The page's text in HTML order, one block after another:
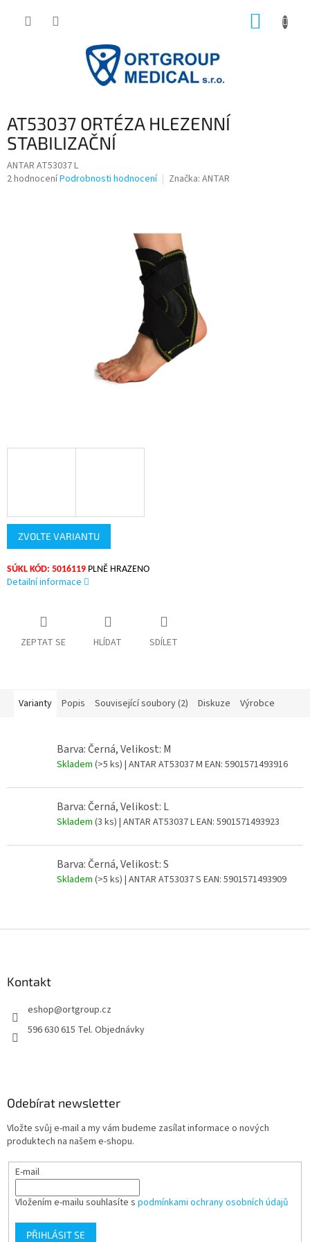
AT53037 ORTÉZA HLEZENNÍ
STABILIZAČNÍ
ANTAR AT53037 L
Průměrné
2 hodnoceníPodrobnosti hodnocení Značka: ANTAR
ZVOLTE VARIANTU
SÚKL KÓD: 5016119 PLNĚ HRAZENO
Detailní informace
ZEPTAT SE HLÍDAT SDÍLET
Varianty Popis Související soubory (2) Diskuze Výrobce
Barva: Černá, Velikost: M
Skladem (>5 ks) | ANTAR AT53037 M EAN: 5901571493916
Barva: Černá, Velikost: L
Skladem (3 ks) | ANTAR AT53037 LEAN: 5901571493923
Barva: Černá, Velikost: S
Skladem (>5 ks) | ANTAR AT53037 S EAN: 5901571493909
Kontakt
eshop@ortgroup.cz
596 630 615 Tel. Objednávky
Odebírat newsletter
Vložte svůj e-mail a my vám budeme zasílat informace o nových
produktech na našem e-shopu.
E-mail
Vložením e-mailu souhlasíte s podmínkami ochrany osobních údajů
PŘIHLÁSIT SE